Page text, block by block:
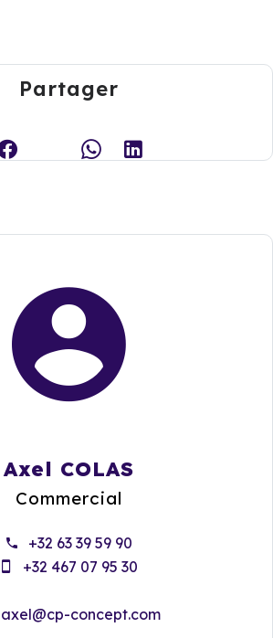
Partager
Axel COLAS
Commercial
+32 63 39 59 90
+32 467 07 95 30
axel@cp-concept.com